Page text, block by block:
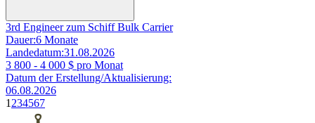
3rd Engineer zum Schiff Bulk Carrier
Dauer:6 Monate
Landedatum:31.08.2026
3 800 - 4 000 $ pro Monat
Datum der Erstellung/Aktualisierung:
06.08.2026
1 234567